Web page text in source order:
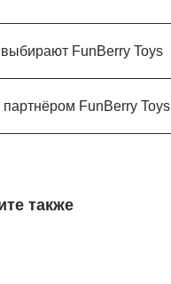
FunBerry Toys
партнёром FunBerry Toys
также